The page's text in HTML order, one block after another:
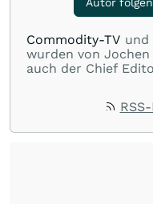
Commodity-TV und
wurden von
auch der Chief
hinter den beiden
und dem